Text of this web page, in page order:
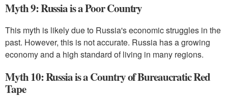
Myth 9: Russia is a Poor Country
This myth is likely due to Russia's economic struggles in the
past. However, this is not accurate. Russia has a growing
economy and a high standard of living in many regions.
Myth 10: Russia is a Country of Bureaucratic Red
Tape